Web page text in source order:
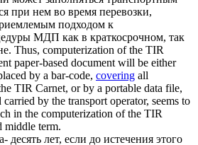
при нем во время перевозки,
подходом к
МДП как в краткосрочном, так
Thus, computerization of the TIR
paper-based document will be either
by a bar-code, covering all
TIR Carnet, or by a portable data file,
by the transport operator, seems to
in the computerization of the TIR
middle term.
десять лет, если до истечения этого